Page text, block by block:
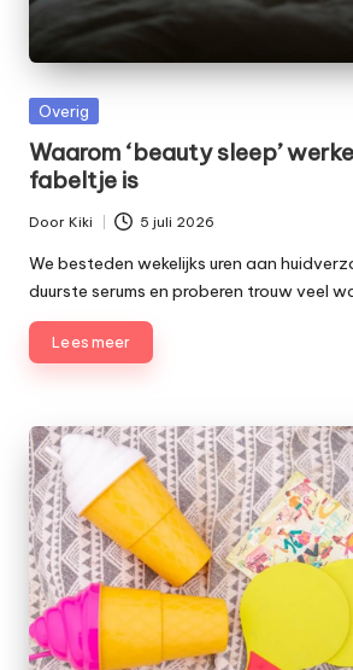
e
t
Geplaatst
Overig
Waarom ‘beauty sleep’
fabeltje is
Geplaatst
door
Door Kiki 5 juli 2026
We besteden wekelijks uren aan
duurste serums en proberen trouw veel
Lees meer